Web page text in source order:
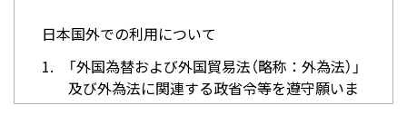
(3) 「ID」とは、本サービスを利用するために登録
者に提供するものであり、第3条に定める登
録手続きの際に入力されたメールアドレスを
基本とします。
日本国外での利用について
1.
「外国為替および外国貿易法（略称：外為法）」
及び外為法に関連する政省令等を遵守願いま
す。